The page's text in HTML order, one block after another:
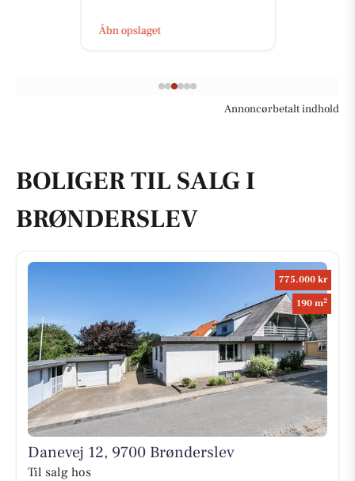
Åbn opslaget
Annoncørbetalt indhold
BOLIGER TIL SALG I
BRØNDERSLEV
775.000 kr
190 m2
Danevej 12, 9700 Brønderslev
Til salg hos